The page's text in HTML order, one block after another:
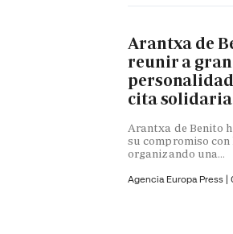
Arantxa de
reunir a
cita solidaria
Arantxa de Benito
su compromiso
organizando una...
Agencia Europa Press |